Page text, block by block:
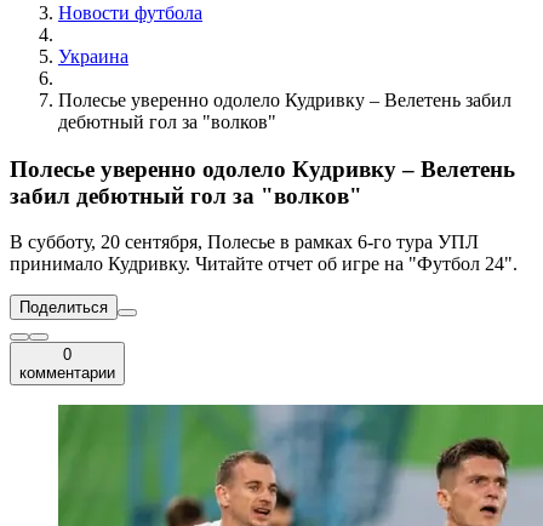
Новости футбола
Украина
Полесье уверенно одолело Кудривку – Велетень забил
дебютный гол за "волков"
Полесье уверенно одолело Кудривку – Велетень
забил дебютный гол за "волков"
В субботу, 20 сентября, Полесье в рамках 6-го тура УПЛ
принимало Кудривку. Читайте отчет об игре на "Футбол 24".
Поделиться
0
комментарии